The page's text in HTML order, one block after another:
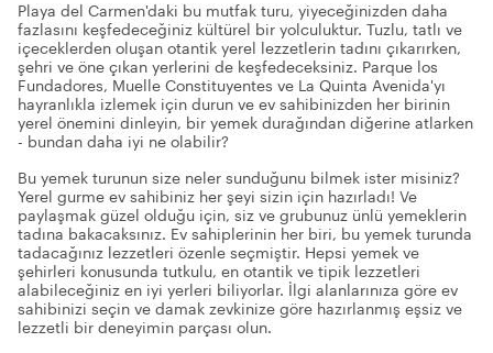
Playa del Carmen'daki bu mutfak turu, yiyeceğinizden daha
fazlasını keşfedeceğiniz kültürel bir yolculuktur. Tuzlu, tatlı ve
içeceklerden oluşan otantik yerel lezzetlerin tadını çıkarırken,
şehri ve öne çıkan yerlerini de keşfedeceksiniz. Parque los
Fundadores, Muelle Constituyentes ve La Quinta Avenida'yı
hayranlıkla izlemek için durun ve ev sahibinizden her birinin
yerel önemini dinleyin, bir yemek durağından diğerine atlarken
- bundan daha iyi ne olabilir?
Bu yemek turunun size neler sunduğunu bilmek ister misiniz?
Yerel gurme ev sahibiniz her şeyi sizin için hazırladı! Ve
paylaşmak güzel olduğu için, siz ve grubunuz ünlü yemeklerin
tadına bakacaksınız. Ev sahiplerinin her biri, bu yemek turunda
tadacağınız lezzetleri özenle seçmiştir. Hepsi yemek ve
şehirleri konusunda tutkulu, en otantik ve tipik lezzetleri
alabileceğiniz en iyi yerleri biliyorlar. İlgi alanlarınıza göre ev
sahibinizi seçin ve damak zevkinize göre hazırlanmış eşsiz ve
lezzetli bir deneyimin parçası olun.